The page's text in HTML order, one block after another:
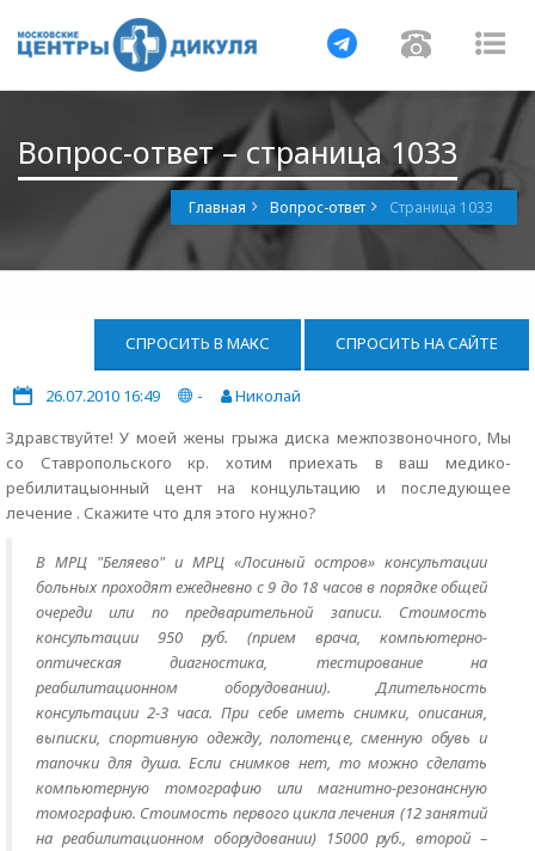
Навигация
Вопрос-ответ – страница 1033
Главная Вопрос-ответ Страница 1033
СПРОСИТЬ В МАКС СПРОСИТЬ НА САЙТЕ
26.07.2010 16:49 -
Николай
Здравствуйте! У моей жены грыжа диска межпозвоночного, Мы
со Ставропольского кр. хотим приехать в ваш медико-
ребилитацыонный цент на концультацию и последующее
лечение . Скажите что для этого нужно?
В МРЦ "Беляево" и МРЦ «Лосиный остров» консультации
больных проходят ежедневно с 9 до 18 часов в порядке общей
очереди или по предварительной записи. Стоимость
консультации 950 руб. (прием врача, компьютерно-
оптическая диагностика, тестирование на
реабилитационном оборудовании). Длительность
консультации 2-3 часа. При себе иметь снимки, описания,
выписки, спортивную одежду, полотенце, сменную обувь и
тапочки для душа. Если снимков нет, то можно сделать
компьютерную томографию или магнитно-резонансную
томографию. Стоимость первого цикла лечения (12 занятий
на реабилитационном оборудовании) 15000 руб., второй –